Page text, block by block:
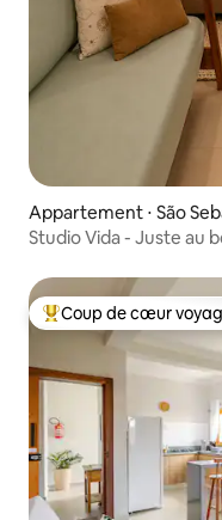
Appartement ⋅ São
Studio Vida - Juste au
Coups de cœur
Coup de cœur